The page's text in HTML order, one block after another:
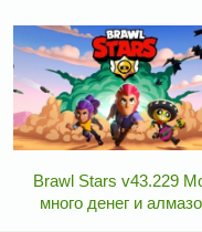
Brawl Stars v43.229
много денег и